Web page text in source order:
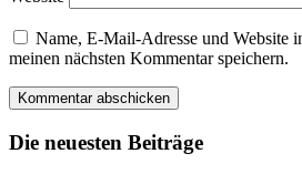
Name, E-Mail-Adresse und Website
meinen nächsten Kommentar speichern.
Die neuesten Beiträge